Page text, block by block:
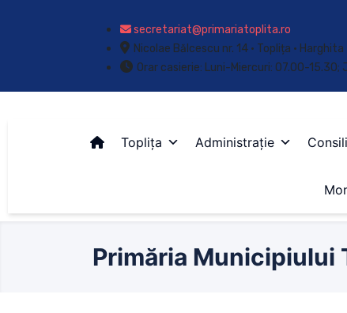
secretariat@primariatoplita.ro
Nicolae Bălcescu nr. 14 • Toplița •
Orar casierie: Luni-Miercuri: 07.00-
Toplița Administrație
Primăria Municipiului